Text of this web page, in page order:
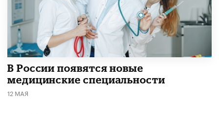
В России появятся новые
медицинские специальности
12 МАЯ